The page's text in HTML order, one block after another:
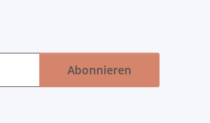
Abonnieren